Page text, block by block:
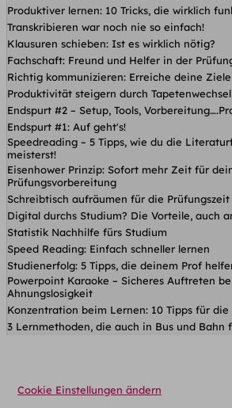
Produktiver lernen: 10 Tricks, die wirklich
Transkribieren war noch nie so einfach!
Klausuren schieben: Ist es wirklich nötig?
Fachschaft: Freund und Helfer in der
Richtig kommunizieren: Erreiche deine
Produktivität steigern durch
Endspurt #2 – Setup, Tools,
Endspurt #1: Auf geht's!
Speedreading – 5 Tipps, wie du die
meisterst!
Eisenhower Prinzip: Sofort mehr Zeit für
Prüfungsvorbereitung
Schreibtisch aufräumen für die Prüfungszeit
Digital durchs Studium? Die Vorteile, auch
Statistik Nachhilfe fürs Studium
Speed Reading: Einfach schneller lernen
Studienerfolg: 5 Tipps, die deinem Prof
Powerpoint Karaoke – Sicheres Auftreten
Ahnungslosigkeit
Konzentration beim Lernen: 10 Tipps für die
3 Lernmethoden, die auch in Bus und Bahn
Cookie Einstellungen ändern